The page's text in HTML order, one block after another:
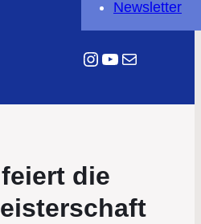
Newsletter
Instagram
YouTube
E-Mail
die